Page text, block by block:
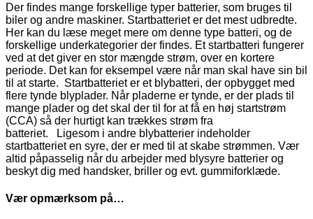
Der findes mange forskellige typer batterier, som bruges til
biler og andre maskiner. Startbatteriet er det mest udbredte.
Her kan du læse meget mere om denne type batteri, og de
forskellige underkategorier der findes. Et startbatteri fungerer
ved at det giver en stor mængde strøm, over en kortere
periode. Det kan for eksempel være når man skal have sin bil
til at starte. Startbatteriet er et blybatteri, der opbygget med
flere tynde blyplader. Når pladerne er tynde, er der plads til
mange plader og det skal der til for at få en høj startstrøm
(CCA) så der hurtigt kan trækkes strøm fra
batteriet. Ligesom i andre blybatterier indeholder
startbatteriet en syre, der er med til at skabe strømmen. Vær
altid påpasselig når du arbejder med blysyre batterier og
beskyt dig med handsker, briller og evt. gummiforklæde.
Vær opmærksom på…